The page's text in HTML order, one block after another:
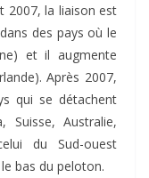
2007, la liaison est
des pays où le
et il augmente
Après 2007,
qui se détachent
Suisse, Australie,
du Sud-ouest
bas du peloton.